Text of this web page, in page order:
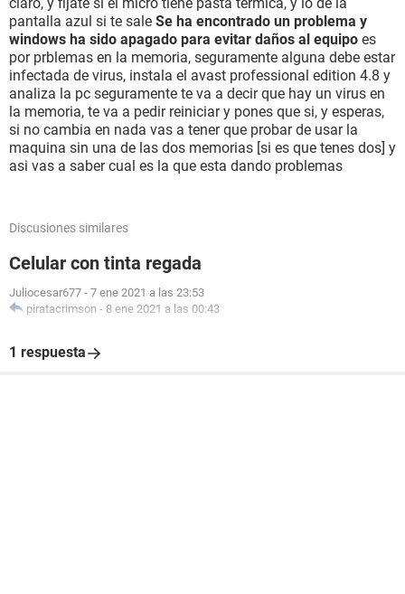
pantalla azul si te sale Se ha encontrado un problema y
windows ha sido apagado para evitar daños al equipo es
por prblemas en la memoria, seguramente alguna debe estar
infectada de virus, instala el avast professional edition 4.8 y
analiza la pc seguramente te va a decir que hay un virus en
la memoria, te va a pedir reiniciar y pones que si, y esperas,
si no cambia en nada vas a tener que probar de usar la
maquina sin una de las dos memorias [si es que tenes dos] y
asi vas a saber cual es la que esta dando problemas
Discusiones similares
Celular con tinta regada
Juliocesar677 - 7 ene 2021 a las 23:53
piratacrimson - 8 ene 2021 a las 00:43
1 respuesta